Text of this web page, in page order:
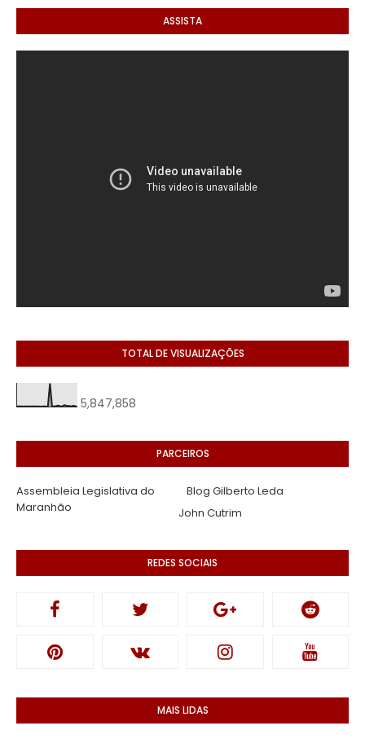
ASSISTA
TOTAL DE VISUALIZAÇÕES
5,847,858
PARCEIROS
Assembleia Legislativa do
Maranhão
Blog Gilberto Leda
John Cutrim
REDES SOCIAIS
MAIS LIDAS